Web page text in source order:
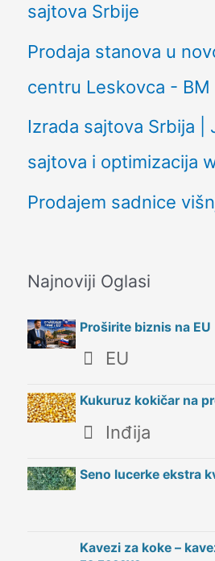
sajtova Srbije
Prodaja stanova u
centru Leskovca -
Izrada sajtova Srbija |
sajtova i optimizacija
Prodajem sadnice
Najnoviji Oglasi
Proširite biznis na EU
EU
Kukuruz kokičar na
Inđija
Seno lucerke ekstra
Kavezi za koke –